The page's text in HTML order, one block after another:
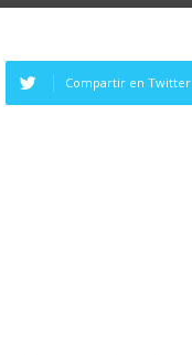
Compartir en Twitter